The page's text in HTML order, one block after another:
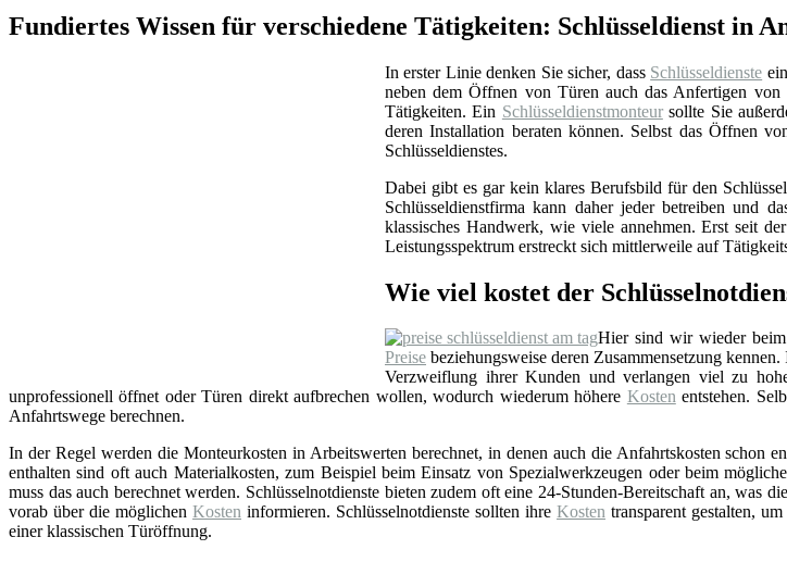
Fundiertes Wissen für verschiedene Tätigkeiten: Schlüsseldienst in
In erster Linie denken Sie sicher, dass Schlüsseldienste
neben dem Öffnen von Türen auch das Anfertigen
Tätigkeiten. Ein Schlüsseldienstmonteursollte Sie
deren Installation beraten können. Selbst das Öffnen
Schlüsseldienstes.
Dabei gibt es gar kein klares Berufsbild für den
Schlüsseldienstfirma kann daher jeder betreiben und
klassisches Handwerk, wie viele annehmen. Erst seit
Leistungsspektrum erstreckt sich mittlerweile auf
Wie viel kostet der
Hier sind wir wieder
Preise beziehungsweise deren Zusammensetzung
Verzweiflung ihrer Kunden und verlangen viel zu
unprofessionell öffnet oder Türen direkt aufbrechen wollen, wodurch wiederum höhere Kostenentstehen.
Anfahrtswege berechnen.
In der Regel werden die Monteurkosten in Arbeitswerten berechnet, in denen auch die Anfahrtskosten schon
enthalten sind oft auch Materialkosten, zum Beispiel beim Einsatz von Spezialwerkzeugen oder beim
muss das auch berechnet werden. Schlüsselnotdienste bieten zudem oft eine 24-Stunden-Bereitschaft an, was die
vorab über die möglichen Kosten informieren. Schlüsselnotdienste sollten ihre Kosten transparent gestalten,
einer klassischen Türöffnung.